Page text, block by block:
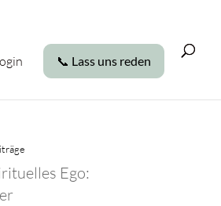
📞 Lass uns reden
Ego: